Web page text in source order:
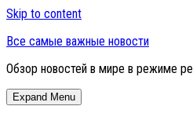
Skip to content
Все самые важные новости
Обзор новостей в мире в режиме
Expand Menu